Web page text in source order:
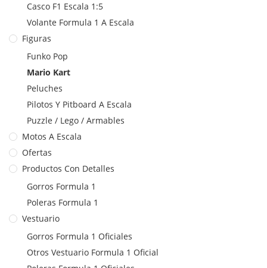
Casco F1 Escala 1:5
Volante Formula 1 A Escala
Figuras
Funko Pop
Mario Kart
Peluches
Pilotos Y Pitboard A Escala
Puzzle / Lego / Armables
Motos A Escala
Ofertas
Productos Con Detalles
Gorros Formula 1
Poleras Formula 1
Vestuario
Gorros Formula 1 Oficiales
Otros Vestuario Formula 1 Oficial